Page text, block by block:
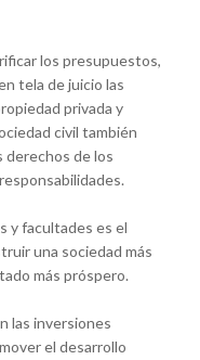
los presupuestos,
tela de juicio las
privada y
civil también
de los
y facultades es el
una sociedad más
más próspero.
las inversiones
el desarrollo